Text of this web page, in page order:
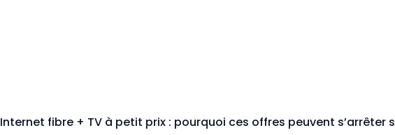
Internet fibre + TV à petit prix : pourquoi ces offres peuvent s’arrêter